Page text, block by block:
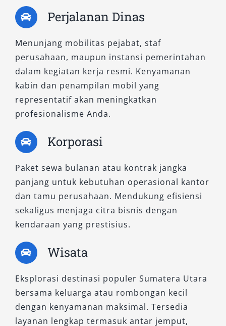
Medan tipe Exceed 4×2 sangat cocok bagi
pelanggan yang mengutamakan efisiensi tanpa
2. Dakar AT 4×2
Dengan desain modern dan fitur kenyamanan
yang lebih lengkap dibanding Exceed, tipe
Dakar AT menawarkan pengalaman berkendara
yang halus dan elegan. Dilengkapi paddle shift,
kamera 360 derajat, dan sistem keamanan
rombongan wisatawan, atau kunjungan resmi.
Sewa Pajero Dakar 4×2 Medan memberikan
kesan profesional di setiap momen perjalanan
Anda.
3. Dakar Ultimate AT 4×2
Ultimate AT menyajikan segala kenyamanan
dan teknologi canggih khas SUV premium.
Cocok untuk Anda yang menginginkan
Perjalanan Dinas
Menunjang mobilitas pejabat, staf
perusahaan, maupun instansi pemerintahan
dalam kegiatan kerja resmi. Kenyamanan
kabin dan penampilan mobil yang
representatif akan meningkatkan
profesionalisme Anda.
Korporasi
Paket sewa bulanan atau kontrak jangka
panjang untuk kebutuhan operasional kantor
dan tamu perusahaan. Mendukung efisiensi
sekaligus menjaga citra bisnis dengan
kendaraan yang prestisius.
Wisata
Eksplorasi destinasi populer Sumatera Utara
bersama keluarga atau rombongan kecil
dengan kenyamanan maksimal. Tersedia
layanan lengkap termasuk antar jemput,